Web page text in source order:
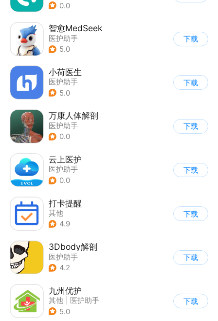
0.0
智愈MedSeek
医护助手
5.0
下载
小荷医生
医护助手
5.0
下载
万康人体解剖
医护助手
0.0
下载
云上医护
医护助手
0.0
下载
打卡提醒
其他
4.9
下载
3Dbody解剖
医护助手
4.2
下载
九州优护
其他
医护助手
5.0
下载